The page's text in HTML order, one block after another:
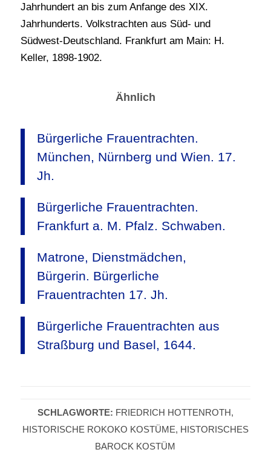
Jahrhundert an bis zum Anfange des XIX.
Jahrhunderts. Volkstrachten aus Süd- und
Südwest-Deutschland. Frankfurt am Main: H.
Keller, 1898-1902.
Ähnlich
Bürgerliche Frauentrachten.
München, Nürnberg und Wien. 17.
Jh.
Bürgerliche Frauentrachten.
Frankfurt a. M. Pfalz. Schwaben.
Matrone, Dienstmädchen,
Bürgerin. Bürgerliche
Frauentrachten 17. Jh.
Bürgerliche Frauentrachten aus
Straßburg und Basel, 1644.
SCHLAGWORTE: FRIEDRICH HOTTENROTH,
HISTORISCHE ROKOKO KOSTÜME, HISTORISCHES
BAROCK KOSTÜM